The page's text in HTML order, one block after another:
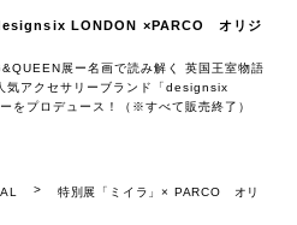
LONDON ×PARCO オリジ
展ー名画で読み解く 英国王室物語
気アクセサリーブランド「designsix
をプロデュース！（※すべて販売終了）
特別展「ミイラ」× PARCO オリ